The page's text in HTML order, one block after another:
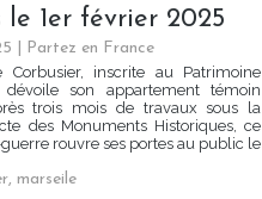
le 1er février 2025
Partez en France
inscrite au Patrimoine
dévoile son appartement témoin
trois mois de travaux sous la
des Monuments Historiques, ce
rouvre ses portes au public le
, marseile